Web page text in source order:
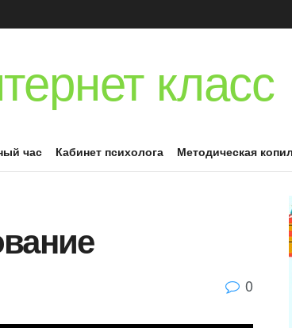
класс
час Кабинет психолога Методическая
0